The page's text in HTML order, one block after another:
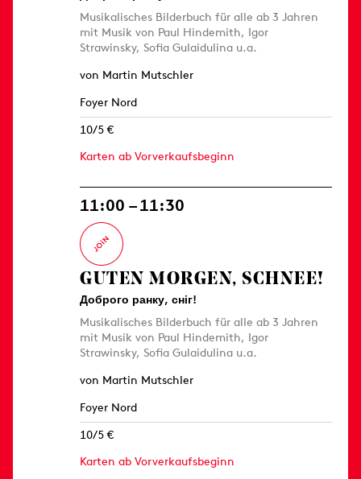
Musikalisches Bilderbuch für alle ab 3 Jahren
mit Musik von Paul Hindemith, Igor
Strawinsky, Sofia Gulaidulina u.a.
von Martin Mutschler
Foyer Nord
10/5 €
Karten ab Vorverkaufsbeginn
11:00 – 11:30
GUTEN MORGEN, SCHNEE!
Доброго ранку, сніг!
Musikalisches Bilderbuch für alle ab 3 Jahren
mit Musik von Paul Hindemith, Igor
Strawinsky, Sofia Gulaidulina u.a.
von Martin Mutschler
Foyer Nord
10/5 €
Karten ab Vorverkaufsbeginn